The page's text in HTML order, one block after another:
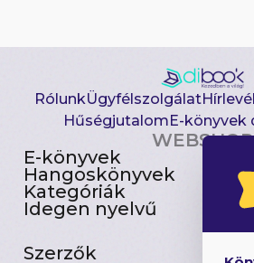
RólunkÜgyfélszolgálatHírlevél
Hűségjutalom E-könyvek
WEBSHOP
E-könyvek
Hangoskönyvek
Kategóriák
Idegen nyelvű
Szerzők